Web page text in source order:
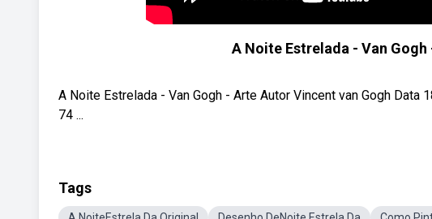
A Noite Estrelada - Van
A Noite Estrelada - Van Gogh - Arte Autor Vincent van Gogh
74 ...
Tags